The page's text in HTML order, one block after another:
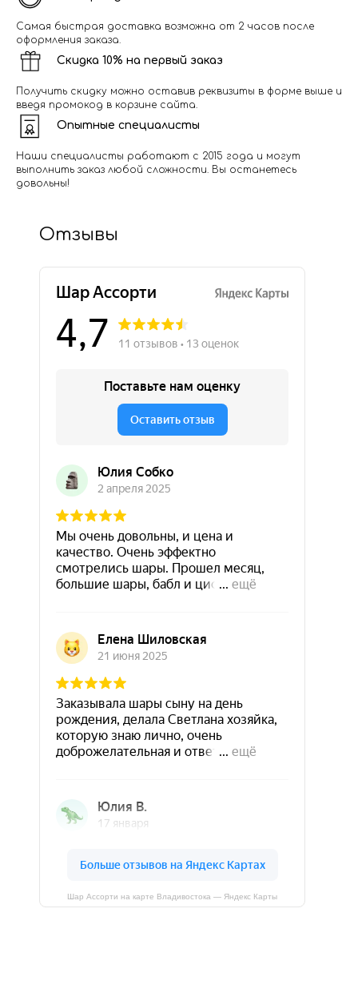
Самая быстрая доставка возможна от 2 часов после
оформления заказа.
Скидка 10% на первый заказ
Получить скидку можно оставив реквизиты в форме выше и
введя промокод в корзине сайта.
Опытные специалисты
Наши специалисты работают с 2015 года и могут
выполнить заказ любой сложности. Вы останетесь
довольны!
Отзывы
Шар Ассорти на карте Владивостока — Яндекс Карты